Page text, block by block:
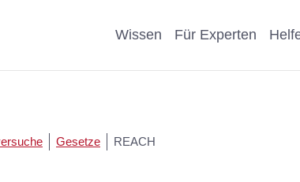
Wissen
Pro & Contra
Für Experten
Als Unternehmen helfen
Gesetze REACH